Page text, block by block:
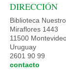
DIRECCIÓN
Biblioteca
Miraflores 1443
11500
Uruguay
2601 90 99
contacto